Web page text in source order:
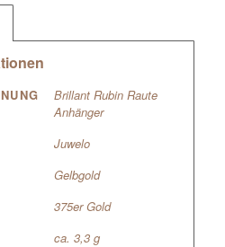
Brillant Rubin Raute
Anhänger
Juwelo
Gelbgold
375er Gold
ca. 3,3 g